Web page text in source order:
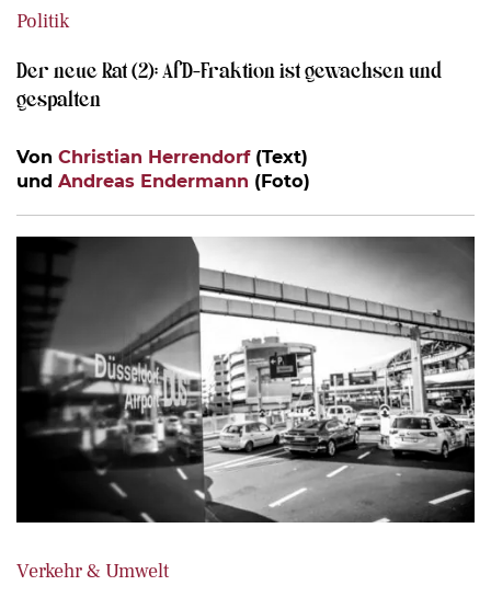
Politik
Der neue Rat (2): AfD-Fraktion ist gewachsen und
gespalten
Von Christian Herrendorf(Text)
und Andreas Endermann (Foto)
Verkehr & Umwelt